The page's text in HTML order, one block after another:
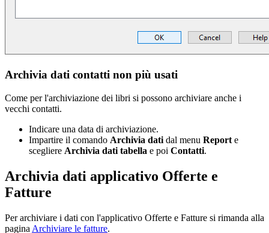
Archivia dati contatti non più usati
Come per l'archiviazione dei libri si possono archiviare anche i
vecchi contatti.
Indicare una data di archiviazione.
Impartire il comando Archivia dati dal menu Report e
scegliere Archivia dati tabella e poi Contatti.
Archivia dati applicativo Offerte e
Fatture
Per archiviare i dati con l'applicativo Offerte e Fatture si rimanda alla
pagina Archiviare le fatture.